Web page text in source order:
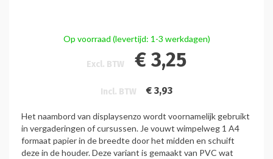
Op voorraad (levertijd: 1-3 werkdagen)
Excl. BTW € 3,25
Incl. BTW € 3,93
Het naambord van displaysenzo wordt voornamelijk gebruikt
in vergaderingen of cursussen. Je vouwt wimpelweg 1 A4
formaat papier in de breedte door het midden en schuift
deze in de houder. Deze variant is gemaakt van PVC wat